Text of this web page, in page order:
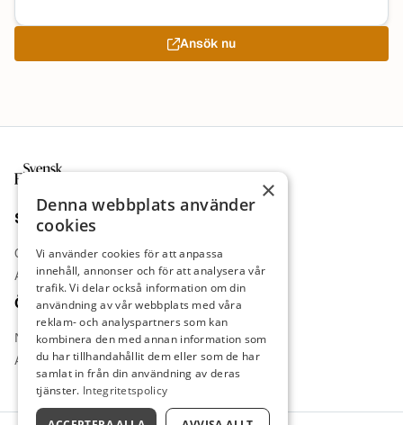
Ansök nu
Sajt
Om oss
Annonsera
Övrigt
Nyheter
Arbetsgivare
×
Denna webbplats använder
cookies
Vi använder cookies för att anpassa
innehåll, annonser och för att analysera vår
trafik. Vi delar också information om din
användning av vår webbplats med våra
reklam- och analyspartners som kan
kombinera den med annan information som
du har tillhandahållit dem eller som de har
samlat in från din användning av deras
tjänster. Integritetspolicy